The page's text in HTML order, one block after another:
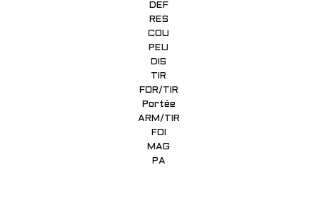
DEF
RES
COU
PEU
DIS
TIR
FOR/TIR
Portée
ARM/TIR
FOI
MAG
PA